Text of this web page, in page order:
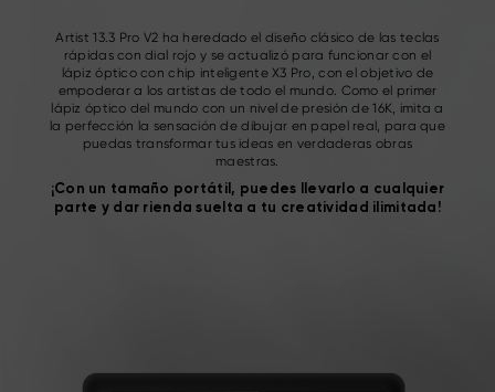
Artist 13.3 Pro V2 ha heredado el diseño clásico de las teclas
rápidas con dial rojo y seactualizó para funcionar con el
lápiz óptico con chip inteligente X3 Pro, con el objetivo de
empoderar a los artistas de todo el mundo. Como el primer
lápiz óptico del mundo con un nivel de presión de 16K, imita a
la perfección la sensación de dibujar en papel real, para que
puedas transformar tus ideas en verdaderas obras
maestras.
¡Con un tamaño portátil, puedes llevarlo a cualquier
parte y dar rienda suelta a tu creatividad ilimitada!